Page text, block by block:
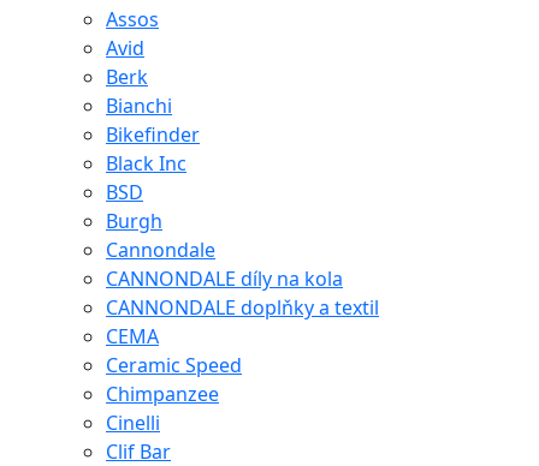
Assos
Avid
Berk
Bianchi
Bikefinder
Black Inc
BSD
Burgh
Cannondale
CANNONDALE díly na kola
CANNONDALE doplňky a textil
CEMA
Ceramic Speed
Chimpanzee
Cinelli
Clif Bar